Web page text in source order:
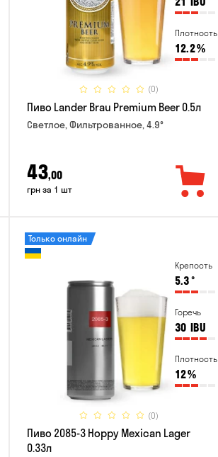
Плотность
12.2%
(0)
Пиво Lander Brau Premium Beer 0.5л
Светлое, Фильтрованное, 4.9°
43,00
грн за 1 шт
Крепость
5.3°
Горечь
30 IBU
Плотность
12%
(0)
Только онлайн
Пиво 2085-3 Hoppy Mexican Lager
0.33л